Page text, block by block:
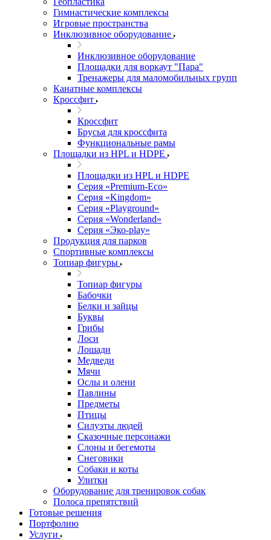
Гимнастические комплексы
Игровые пространства
Инклюзивное оборудование
Инклюзивное оборудование
Площадки для воркаут "Пара"
Тренажеры для маломобильных групп
Канатные комплексы
Кроссфит
Кроссфит
Брусья для кроссфита
Функциональные рамы
Площадки из HPL и HDPE
Площадки из HPL и HDPE
Серия «Premium-Eco»
Серия «Kingdom»
Серия «Playground»
Серия «Wonderland»
Серия «Эко-play»
Продукция для парков
Спортивные комплексы
Топиар фигуры
Топиар фигуры
Бабочки
Белки и зайцы
Буквы
Грибы
Лоси
Лошади
Медведи
Мячи
Ослы и олени
Павлины
Предметы
Птицы
Силуэты людей
Сказочные персонажи
Слоны и бегемоты
Снеговики
Собаки и коты
Улитки
Оборудование для тренировок собак
Полоса препятствий
Готовые решения
Портфолию
Услуги